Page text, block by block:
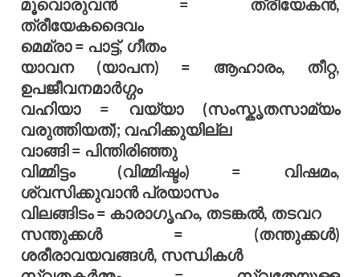
മൂവൊരുവന്‍ = ത്രീയേകന്‍,
ത്രീയേകദൈവം
മെമ്രാ = പാട്ട്, ഗീതം
യാവന (യാപന) = ആഹാരം, തീറ്റ,
ഉപജീവനമാര്‍ഗ്ഗം
വഹിയാ = വയ്യാ (സംസ്കൃതസാമ്യം
വരുത്തിയത്); വഹിക്കുയില്ല
വാങ്ങി = പിന്തിരിഞ്ഞു
വിമ്മിട്ടം (വിമ്മിഷ്ടം) = വിഷമം,
ശ്വസിക്കുവാന്‍ പ്രയാസം
വിലങ്ങിടം = കാരാഗൃഹം, തടങ്കല്‍, തടവറ
സന്തുക്കള്‍ = (തന്തുക്കള്‍)
ശരീരാവയവങ്ങള്‍, സന്ധികള്‍